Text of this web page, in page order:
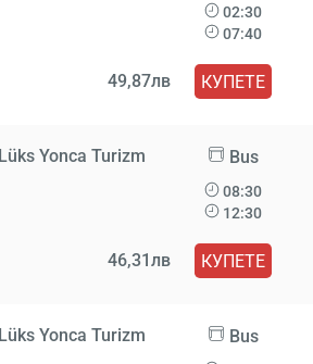
02:30
07:40
49,87лв КУПЕТЕ
Lüks Yonca Turizm Bus
08:30
12:30
46,31лв КУПЕТЕ
Lüks Yonca Turizm Bus